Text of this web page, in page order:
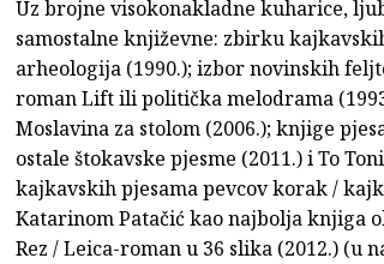
Uz brojne visokonakladne kuharice,
samostalne književne: zbirku
arheologija (1990.); izbor novinskih
roman Lift ili politička melodrama
Moslavina za stolom (2006.); knjige
ostale štokavske pjesme (2011.) i To
kajkavskih pjesama pevcov korak /
Katarinom Patačić kao najbolja knjiga
Rez / Leica-roman u 36 slika (2012.) (u